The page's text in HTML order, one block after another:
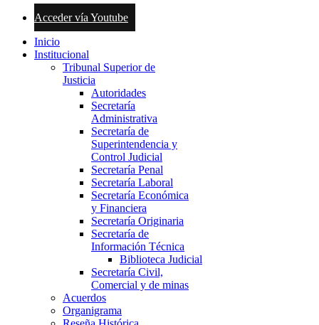
Acceder vía Youtube
Inicio
Institucional
Tribunal Superior de
Justicia
Autoridades
Secretaría
Administrativa
Secretaría de
Superintendencia y
Control Judicial
Secretaría Penal
Secretaría Laboral
Secretaría Económica
y Financiera
Secretaría Originaria
Secretaría de
Información Técnica
Biblioteca Judicial
Secretaría Civil,
Comercial y de minas
Acuerdos
Organigrama